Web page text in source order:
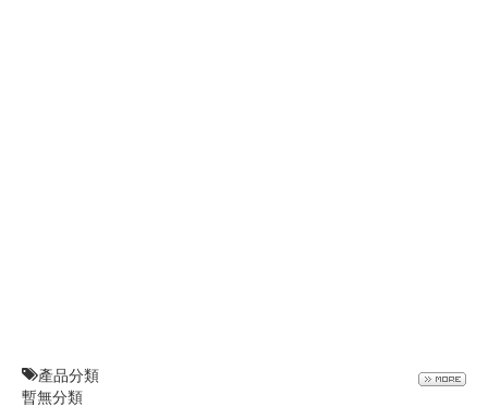
產品分類
暫無分類